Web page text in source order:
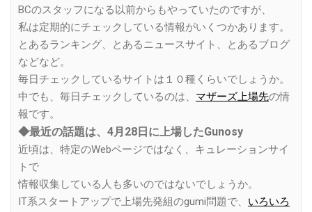
BCのスタッフになる以前からもやっていたのですが、
私は定期的にチェックしている情報がいくつかあります。
とあるランキング、とあるニュースサイト、とあるブログ
などなど。
毎日チェックしているサイトは１０種くらいでしょうか。
中でも、毎日チェックしているのは、 マザーズ上場先の情
報です。
◆最近の話題は、 4月28日に上場したGunosy
近頃は、特定のWebページではなく、キュレーションサイ
トで
情報収集している人も多いのではないでしょうか。
IT系スタートアップで上場先発組のgumi問題で、 いろいろ